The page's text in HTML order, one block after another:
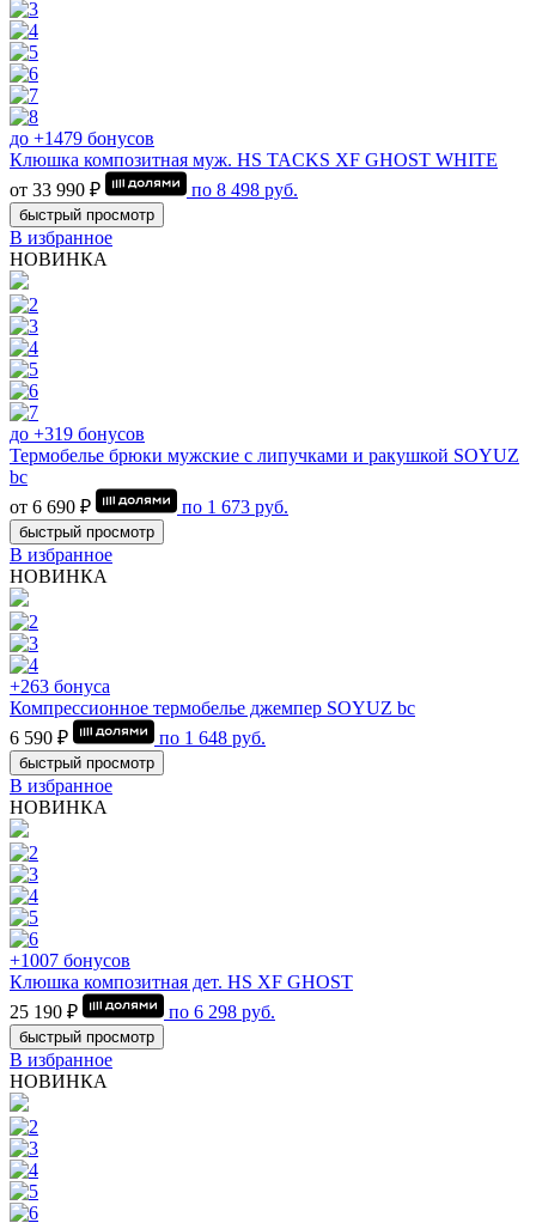
до +1479 бонусов
Клюшка композитная муж. HS TACKS XF GHOST WHITE
от 33 990 ₽
по 8 498 руб.
быстрый просмотр
В избранное
НОВИНКА
до +319 бонусов
Термобелье брюки мужские с липучками и ракушкой SOYUZ
bc
от 6 690 ₽
по 1 673 руб.
быстрый просмотр
В избранное
НОВИНКА
+263 бонуса
Компрессионное термобелье джемпер SOYUZ bc
6 590 ₽
по 1 648 руб.
быстрый просмотр
В избранное
НОВИНКА
+1007 бонусов
Клюшка композитная дет. HS XF GHOST
25 190 ₽
по 6 298 руб.
быстрый просмотр
В избранное
НОВИНКА